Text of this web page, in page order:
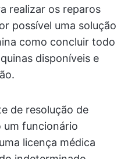
realizar os reparos
possível uma solução
como concluir todo
disponíveis e
de resolução de
um funcionário
licença médica